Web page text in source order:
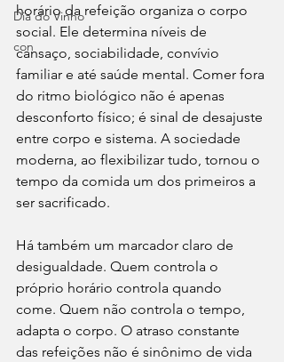
Dia do Vinho
con
horário da refeição organiza o corpo
social. Ele determina níveis de
cansaço, sociabilidade, convívio
familiar e até saúde mental. Comer fora
do ritmo biológico não é apenas
desconforto físico; é sinal de desajuste
entre corpo e sistema. A sociedade
moderna, ao flexibilizar tudo, tornou o
tempo da comida um dos primeiros a
ser sacrificado.
Há também um marcador claro de
desigualdade. Quem controla o
próprio horário controla quando
come. Quem não controla o tempo,
adapta o corpo. O atraso constante
das refeições não é sinônimo de vida